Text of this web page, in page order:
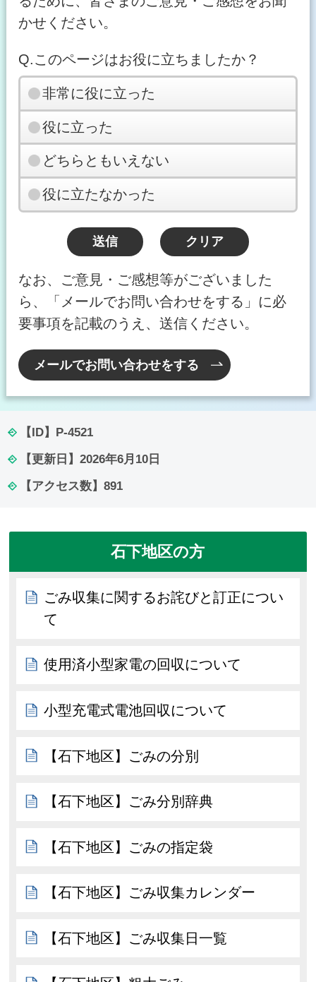
かせください。
Q.このページはお役に立ちましたか？
非常に役に立った
役に立った
どちらともいえない
役に立たなかった
なお、ご意見・ご感想等がございました
ら、「メールでお問い合わせをする」に必
要事項を記載のうえ、送信ください。
メールでお問い合わせをする
【ID】 P-4521
【更新日】 2026年6月10日
【アクセス数】 891
石下地区の方
ごみ収集に関するお詫びと訂正につい
て
使用済小型家電の回収について
小型充電式電池回収について
【石下地区】ごみの分別
【石下地区】ごみ分別辞典
【石下地区】ごみの指定袋
【石下地区】ごみ収集カレンダー
【石下地区】ごみ収集日一覧